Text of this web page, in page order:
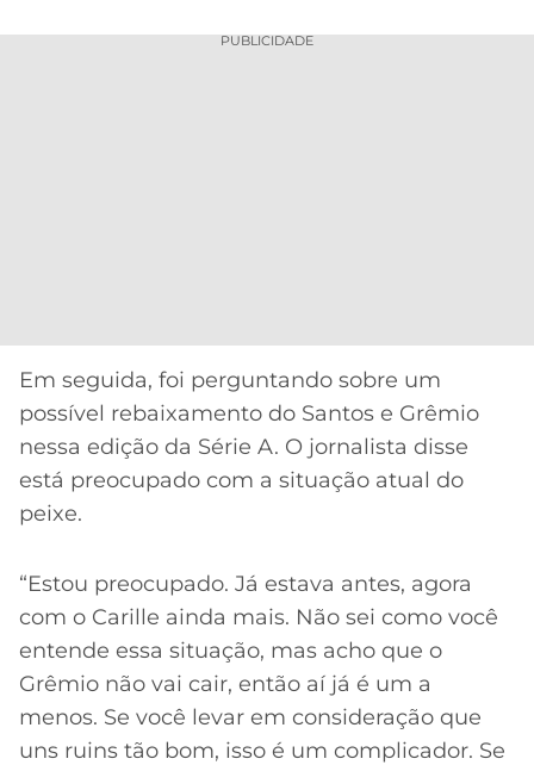
BETANO
MELHORES
CASSINOS
ONLINE
2026
INTERNACIONAL
GRÊMIO
ATLÉTICO
CRUZEIRO
CAMPEÕES
LALIGA
PUBLICIDADE
Em seguida, foi perguntando sobre um
possível rebaixamento do Santos e Grêmio
nessa edição da Série A. O jornalista disse
está preocupado com a situação atual do
peixe.
“Estou preocupado. Já estava antes, agora
com o Carille ainda mais. Não sei como você
entende essa situação, mas acho que o
Grêmio não vai cair, então aí já é um a
menos. Se você levar em consideração que
uns ruins tão bom, isso é um complicador. Se